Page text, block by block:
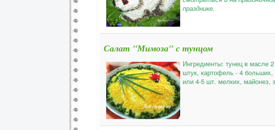
празднике.
Салат "Мимоза" с тунцом
Ингредиенты: тунец в масле
штук, картофель - 4
или 4-5 шт. мелких, майонез,